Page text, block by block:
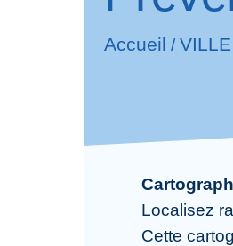
Accueil /
Localisez
Cette